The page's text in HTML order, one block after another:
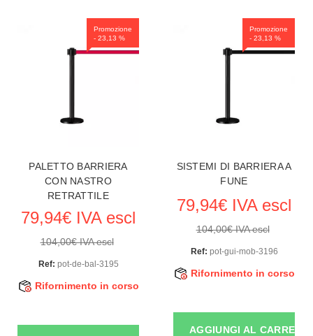
Promozione
- 23,13 %
PALETTO BARRIERA
CON NASTRO
RETRATTILE
79,94€ IVA escl
104,00€ IVA escl
Ref: pot-de-bal-3195
Rifornimento in corso
Promozione
- 23,13 %
SISTEMI DI BARRIERA A
FUNE
79,94€ IVA escl
104,00€ IVA escl
Ref: pot-gui-mob-3196
Rifornimento in corso
AGGIUNGI AL